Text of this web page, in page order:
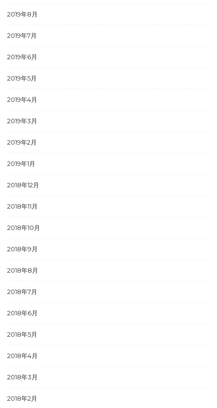
2019年8月
2019年7月
2019年6月
2019年5月
2019年4月
2019年3月
2019年2月
2019年1月
2018年12月
2018年11月
2018年10月
2018年9月
2018年8月
2018年7月
2018年6月
2018年5月
2018年4月
2018年3月
2018年2月